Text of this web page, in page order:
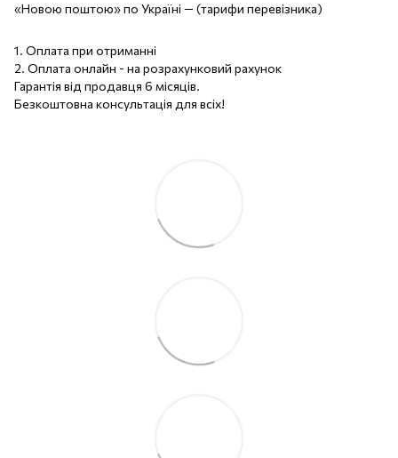
«Новою поштою» по Україні — (тарифи перевізника)
1. Оплата при отриманні
2. Оплата онлайн - на розрахунковий рахунок
Гарантія від продавця 6 місяців.
Безкоштовна консультація для всіх!